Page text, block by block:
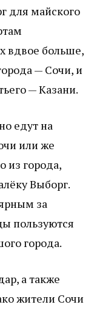
для майского
вдвое больше,
— Сочи, и
— Казани.
едут на
или же
из города,
Выборг.
за
пользуются
города.
а также
жители Сочи